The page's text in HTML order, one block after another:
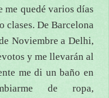
me quedé varios días
clases. De Barcelona
Noviembre a Delhi,
y me llevarán al
me di un baño en
de ropa,